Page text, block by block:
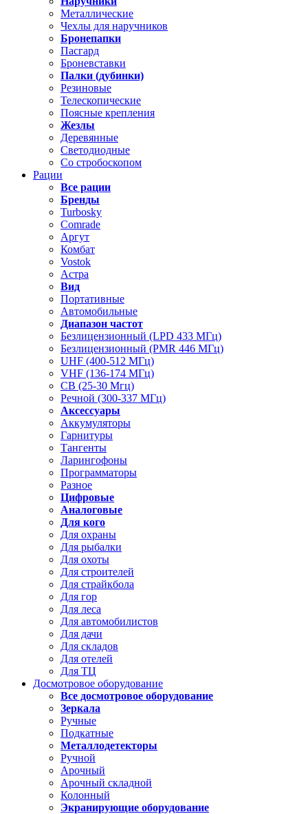
Металлические
Чехлы для наручников
Бронепапки
Пасгард
Броневставки
Палки (дубинки)
Резиновые
Телескопические
Поясные крепления
Жезлы
Деревянные
Светодиодные
Со стробоскопом
Рации
Все рации
Бренды
Turbosky
Comrade
Аргут
Комбат
Vostok
Астра
Вид
Портативные
Автомобильные
Диапазон частот
Безлицензионный (LPD 433 МГц)
Безлицензионный (PMR 446 МГц)
UHF (400-512 МГц)
VHF (136-174 МГц)
CB (25-30 Мгц)
Речной (300-337 МГц)
Аксессуары
Аккумуляторы
Гарнитуры
Тангенты
Ларингофоны
Программаторы
Разное
Цифровые
Аналоговые
Для кого
Для охраны
Для рыбалки
Для охоты
Для строителей
Для страйкбола
Для гор
Для леса
Для автомобилистов
Для дачи
Для складов
Для отелей
Для ТЦ
Досмотровое оборудование
Все досмотровое оборудование
Зеркала
Ручные
Подкатные
Металлодетекторы
Ручной
Арочный
Арочный складной
Колонный
Экранирующие оборудование